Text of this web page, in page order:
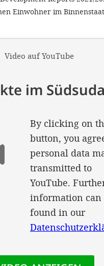
Einwohner im